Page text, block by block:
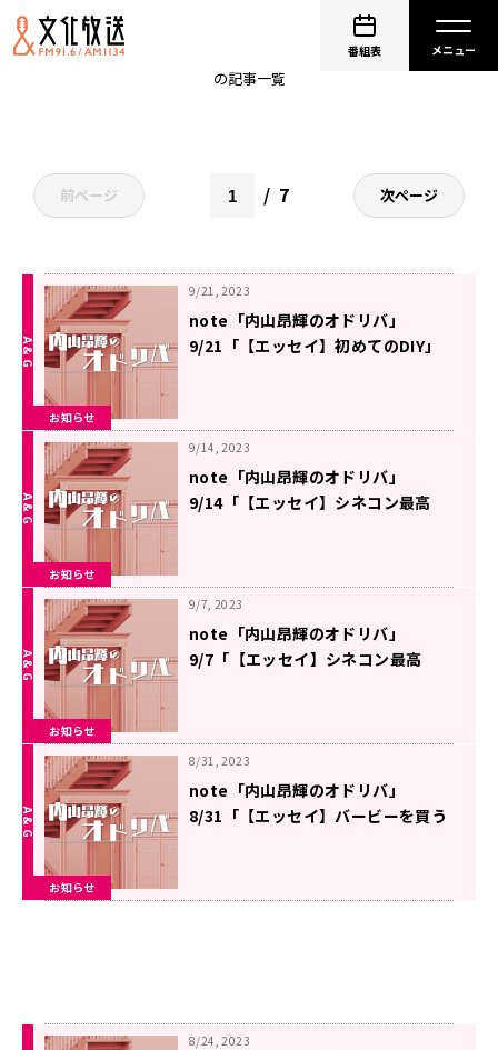
番組表
内山昂輝のオドリバ
の記事一覧
前ページ 7 次ページ
お知らせ
9/21, 2023
note「内山昂輝のオドリバ」
9/21「【エッセイ】初めてのDIY」
お知らせ
9/14, 2023
note「内山昂輝のオドリバ」
9/14「【エッセイ】シネコン最高
お知らせ
9/7, 2023
note「内山昂輝のオドリバ」
9/7「【エッセイ】シネコン最高
お知らせ
8/31, 2023
note「内山昂輝のオドリバ」
8/31「【エッセイ】バービーを買う
8/24, 2023